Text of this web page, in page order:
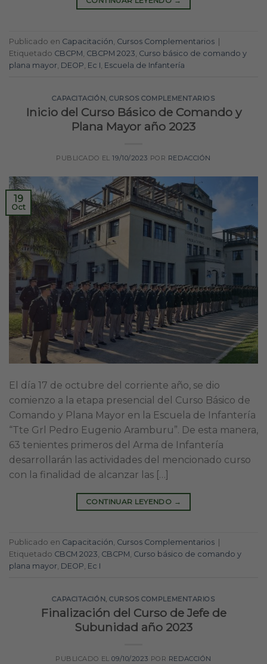
Publicado en Capacitación Cursos Complementarios
Etiquetado CBCPM CBCPM 2023 Curso básico de comando y
plana mayor DEOP Ec I Escuela de Infantería
CAPACITACIÓN ,CURSOS COMPLEMENTARIOS
Inicio del Curso Básico de Comando y
Plana Mayor año 2023
PUBLICADO EL19/10/2023 POR REDACCIÓN
19
Oct
El día 17 de octubre del corriente año, se dio
comienzo a la etapa presencial del Curso Básico de
Comando y Plana Mayor en la Escuela de Infantería
“Tte Grl Pedro Eugenio Aramburu”. De esta manera,
63 tenientes primeros del Arma de Infantería
desarrollarán las actividades del mencionado curso
con la finalidad de alcanzar las […]
CONTINUAR LEYENDO →
Publicado en Capacitación, Cursos Complementarios
Etiquetado CBCM 2023, CBCPM, Curso básico de comando y
plana mayor, DEOP, Ec I
CAPACITACIÓN,CURSOS COMPLEMENTARIOS
Finalización del Curso de Jefe de
Subunidad año 2023
PUBLICADO EL09/10/2023 POR REDACCIÓN